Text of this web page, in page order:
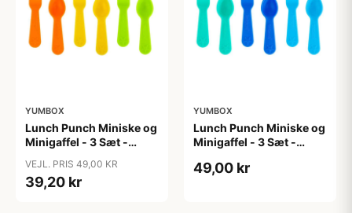
YUMBOX
Lunch Punch Miniske og
Minigaffel - 3 Sæt -
VEJL. PRIS 49,00 KR
39,20 kr
YUMBOX
Lunch Punch Miniske og
Minigaffel - 3 Sæt -
49,00 kr